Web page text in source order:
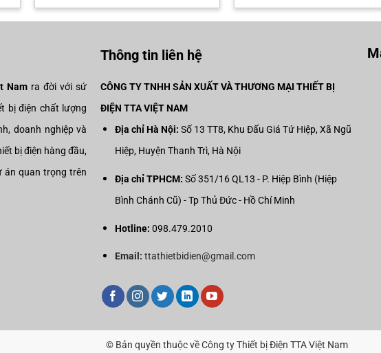
là:
tại
là:
Nam ra đời với sứ
bị điện chất lượng
doanh nghiệp và
bị điện hàng đầu,
án quan trọng trên
Thông tin liên hệ
CÔNG TY TNHH SẢN XUẤT VÀ THƯƠNG MẠI THIẾT BỊ
ĐIỆN TTA VIỆT NAM
Địa chỉ Hà Nội: Số 13 TT8, Khu Đấu Giá Tứ Hiệp, Xã Ngũ
Hiệp, Huyện Thanh Trì, Hà Nội
Địa chỉ TPHCM: Số 351/16 QL13 - P. Hiệp Bình (Hiệp
Bình Chánh Cũ) - Tp Thủ Đức - Hồ Chí Minh
Hotline: 098.479.2010
Email: ttathietbidien@gmail.com
© Bản quyền thuộc về Công ty Thiết bị Điện TTA Việt Nam